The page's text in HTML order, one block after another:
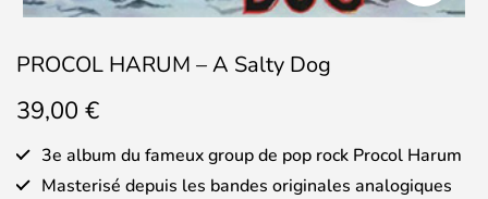
PROCOL HARUM – A Salty Dog
39,00 €
3e album du fameux group de pop rock Procol Harum
Masterisé depuis les bandes originales analogiques